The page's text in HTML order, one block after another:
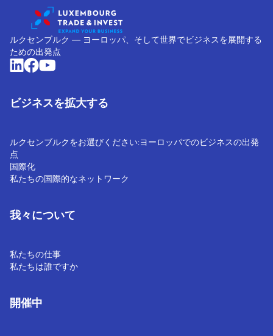
ルクセンブルク ― ヨーロッパ、そして世界でビジネスを展開する
ための出発点
ビジネスを拡大する
ルクセンブルクをお選びください:ヨーロッパでのビジネスの出発
点
国際化
私たちの国際的なネットワーク
我々について
私たちの仕事
私たちは誰ですか
開催中